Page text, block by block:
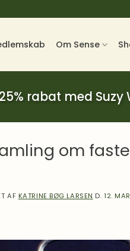
Om Sense
rabat med Suzy
om faste
AF KATRINE BØG LARSEN D.12.